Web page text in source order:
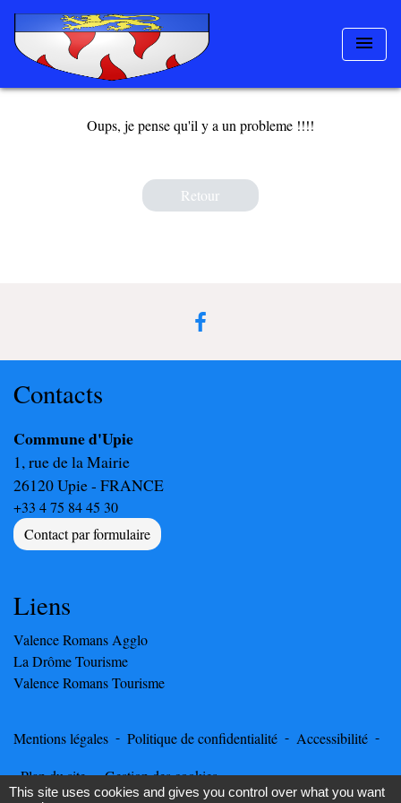
menu
Oups, je pense qu'il y a un probleme !!!!
Retour
Contacts
Commune d'Upie
1, rue de la Mairie
26120 Upie - FRANCE
+33 4 75 84 45 30
Contact par formulaire
Liens
Valence Romans Agglo
La Drôme Tourisme
Valence Romans Tourisme
Mentions légales - Politique de confidentialité - Accessibilité -
Plan du site - Gestion des cookies
This site uses cookies and gives you control over what you want